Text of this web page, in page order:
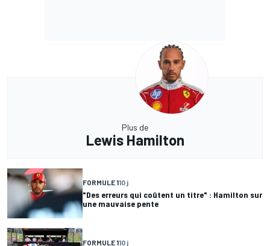
Plus de
Lewis Hamilton
FORMULE 110 j
"Des erreurs qui coûtent un titre" : Hamilton sur
une mauvaise pente
FORMULE 110 j